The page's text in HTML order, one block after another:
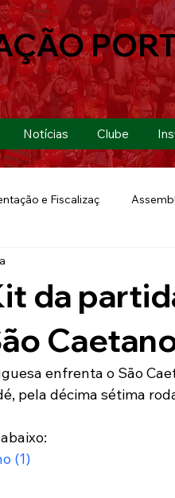
Notícias Clube
e Fiscalizaç
Lusa Run 2019
Modalidades
da
enfrenta o São
pela décima sétima
(1)